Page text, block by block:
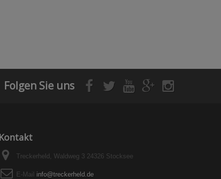
Folgen Sie uns
Kontakt
Treckerheld, Waldweg 3 24326 Stocksee
E-Mail info@treckerheld.de